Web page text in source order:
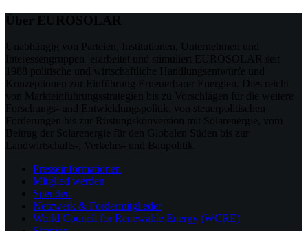
Über EUROSOLAR
Unabhängig von Parteien, Institutionen, Unternehmen und
Interessengruppen erarbeitet und stimuliert EUROSOLAR seit
1988 politische und wirtschaftliche Handlungsentwürfe und
Konzeptionen zur Einführung Erneuerbarer Energien. Dies reicht
von Markteinführungsstrategien bis zu Vorschlägen für die weitere
Forschungs- und Entwicklungspolitik, von steuerpolitischen
Förderungen bis zur Rüstungskonversion mit Solarenergie, vom
Beitrag der Solarenergie für den Globalen Süden bis zur
Landwirtschafts-, Verkehrs- und Baupolitik.
Presseinformationen
Mitglied werden
Spenden
Netzwerk & Fördermitglieder
World Council for Renewable Energy (WCRE)